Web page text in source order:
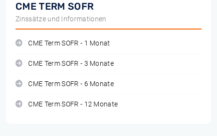
CME TERM SOFR
Zinssätze und Informationen
CME Term SOFR - 1 Monat
CME Term SOFR - 3 Monate
CME Term SOFR - 6 Monate
CME Term SOFR - 12 Monate